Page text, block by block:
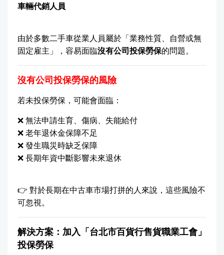
車輛代銷人員
由於多數二手車從業人員屬於「業務性質、自營或無
固定雇主」，容易面臨沒有公司投保勞保的問題。
沒有公司投保勞保的風險
若未投保勞保，可能會面臨：
❌ 無法申請生育、傷病、失能給付
❌ 老年退休金保障不足
❌ 發生職災時缺乏保障
❌ 長期年資中斷影響未來退休
👉 對於長期在中古車市場打拼的人來說，這些風險不
可忽視。
解決方案：加入「台北市百貨行售貨職業工會」
投保勞保